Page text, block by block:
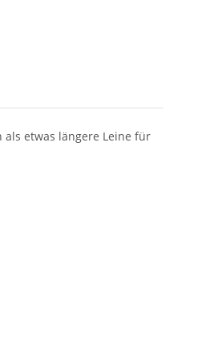
etwas längere Leine für